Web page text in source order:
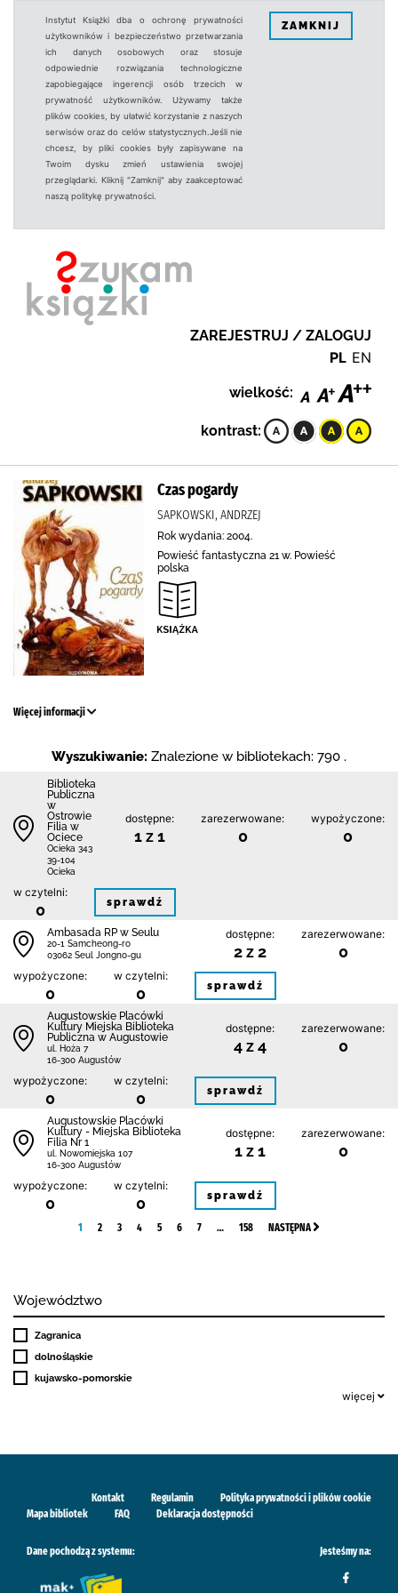
Instytut Książki dba o ochronę prywatności
użytkowników i bezpieczeństwo przetwarzania
ich danych osobowych oraz stosuje
odpowiednie rozwiązania technologiczne
zapobiegające ingerencji osób trzecich w
prywatność użytkowników. Używamy także
plików cookies, by ułatwić korzystanie z naszych
serwisów oraz do celów statystycznych.Jeśli nie
chcesz, by pliki cookies były zapisywane na
Twoim dysku zmień ustawienia swojej
przeglądarki. Kliknij "Zamknij" aby zaakceptować
naszą politykę prywatności.
ZAMKNIJ
ZAREJESTRUJ / ZALOGUJ
PL EN
wielkość:
kontrast:
Czas pogardy
SAPKOWSKI, ANDRZEJ
Rok wydania: 2004.
Powieść fantastyczna 21 w. Powieść
polska
Więcej informacji
Wyszukiwanie: Znalezione w bibliotekach: 790 .
Biblioteka
Publiczna
w
Ostrowie
Filia w
Ociece
Ocieka 343
39-104
Ocieka
dostępne:
1 z 1
zarezerwowane:
0
wypożyczone:
0
w czytelni:
0 sprawdź
Ambasada RP w Seulu
20-1 Samcheong-ro
03062 Seul Jongno-gu
dostępne:
2 z 2
zarezerwowane:
0
wypożyczone:
0
w czytelni:
0 sprawdź
Augustowskie Placówki
Kultury Miejska Biblioteka
Publiczna w Augustowie
ul. Hoża 7
16-300 Augustów
dostępne:
4 z 4
zarezerwowane:
0
wypożyczone:
0
w czytelni:
0 sprawdź
Augustowskie Placówki
Kultury - Miejska Biblioteka
Filia Nr 1
ul. Nowomiejska 107
16-300 Augustów
dostępne:
1 z 1
zarezerwowane:
0
wypożyczone:
0
w czytelni:
0 sprawdź
1 2 3 4 5 6 7 … 158 NASTĘPNA
Województwo
Zagranica
dolnośląskie
kujawsko-pomorskie
więcej
Kontakt Regulamin
Polityka prywatności i plików cookie
Mapa bibliotek
FAQ Deklaracja dostępności
Dane pochodzą z systemu: Jesteśmy na: